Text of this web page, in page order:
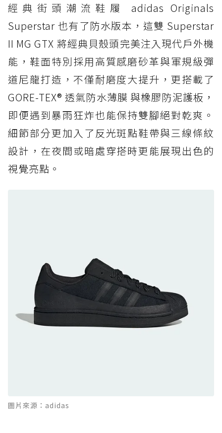
防水鞋推薦 4. ASICS TRABUCO 14 GTX：搭
載 GORE-TEX 隱形貼合科技，全方位防水神鞋
防水鞋推薦 5. Salomon XT-6 GORE-TEX：潮
人必備山系鞋王！防滑、防水與街頭顏值一次攻
頂
防水鞋推薦 6. HOKA Stinson Evo GTX：越野
復刻厚底，GORE-TEX 防水與增高神器一次滿
防水鞋推薦 7. Timberland Motion Access：
黃靴同級頂級防水，輕量化工裝健走鞋雨天必備
防水鞋推薦 7. Timberland Motion Access：
黃靴同級頂級防水，輕量化工裝健走鞋雨天必備
防水鞋推薦 10. PUMA Voyage NITRO™ 4
GORE-TEX：氮氣中底注入，回彈與防滑兼具的
全天候越野跑鞋
防水鞋推薦 11. On Cloudhorizon 2 WP：腳
感軟彈、搭載 Missiongrip™ 的防水輕越野鞋
Boot：馬汀首款雨靴登場，經典八孔加上全防
經典街頭潮流鞋履 adidas Originals
Superstar 也有了防水版本，這雙 Superstar
II MG GTX 將經典貝殼頭完美注入現代戶外機
能，鞋面特別採用高質感磨砂革與軍規級彈
道尼龍打造，不僅耐磨度大提升，更搭載了
GORE-TEX® 透氣防水薄膜 與橡膠防泥護板，
即便遇到暴雨狂炸也能保持雙腳絕對乾爽。
細節部分更加入了反光斑點鞋帶與三線條紋
設計，在夜間或暗處穿搭時更能展現出色的
視覺亮點。
圖片來源：adidas